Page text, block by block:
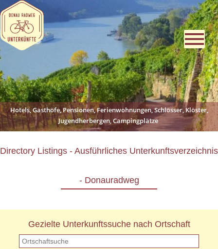
Hotels, Gasthöfe, Pensionen, Ferienwohnungen, Schlösser, Klöster,
Jugendherbergen, Campingplätze
Directory Listings - Ausführliches Unterkunftsverzeichnis
- Donauradweg
Gezielte Unterkunftssuche nach Ortschaft